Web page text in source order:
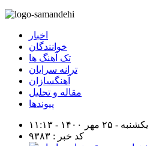
اخبار
خوانندگان
تک آهنگ ها
ترانه سرایان
آهنگسازان
مقاله و تحلیل
پیوندها
یکشنبه - ۲۵ مهر ۱۴۰۰ - ۱۱:۱۳
کد خبر : ۹۳۸۳